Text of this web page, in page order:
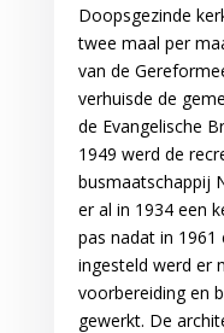
Doopsgezinde
twee maal per
van de
verhuisde de
de Evangelische
1949 werd de
busmaatschappij
er al in 1934 een
pas nadat in
ingesteld werd er
voorbereiding en
gewerkt. De